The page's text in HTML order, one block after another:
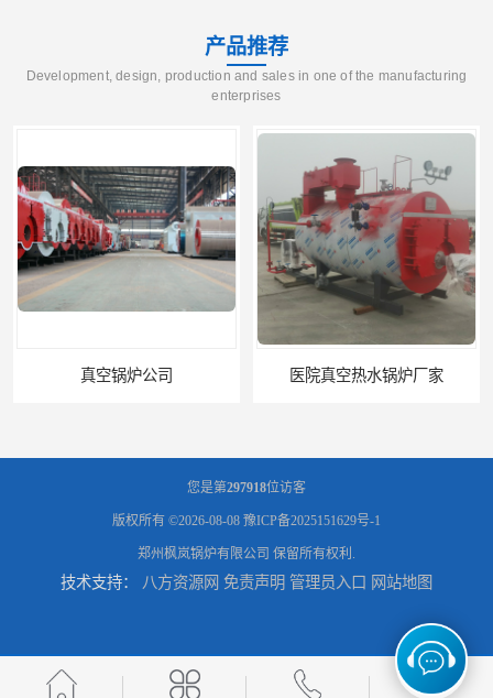
产品推荐
Development, design, production and sales in one of the manufacturing
enterprises
真空锅炉公司 医院真空热水锅炉厂家
养殖真空热水锅炉厂商 天然气真空炉厂家
您是第297918位访客
版权所有 ©2026-08-08 豫ICP备2025151629号-1
郑州枫岚锅炉有限公司 保留所有权利.
技术支持： 八方资源网 免责声明 管理员入口 网站地图